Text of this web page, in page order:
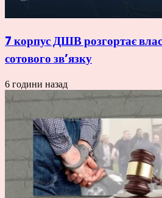
7 корпус ДШВ розгортає
сотового зв’язку
6 години назад